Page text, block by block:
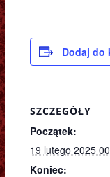
Dodaj do
SZCZEGÓŁY
Początek:
19 lutego 2025
Koniec: